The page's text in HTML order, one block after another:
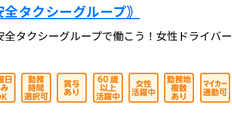
タクシーグループ｠
タクシーグループで働こう！女性ドライバ